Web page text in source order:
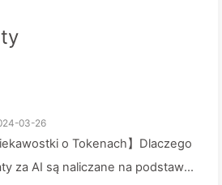
03-26
o Tokenach】Dlaczego
za AI są naliczane na podstawie